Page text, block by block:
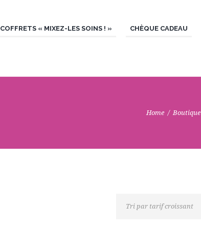
COFFRETS « MIXEZ-LES SOINS ! » CHÈQUE CADEAU
Home Boutique